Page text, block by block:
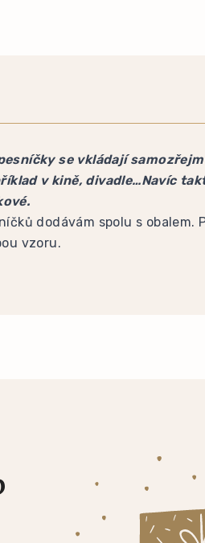
se vkládají
v kině, divadle…Navíc
dodávám spolu s obalem.
vzoru.